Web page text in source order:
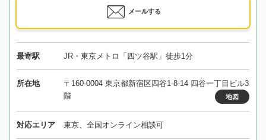
メールする
最寄駅 JR・東京メトロ「四ツ谷駅」徒歩1分
所在地
〒160-0004 東京都新宿区四谷1-8-14 四谷一丁目ビル3
階
地図
対応エリア 東京、全国オンライン相談可